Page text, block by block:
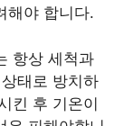
해야 합니다.
항상 세척과
태로 방치하
킨 후 기온이